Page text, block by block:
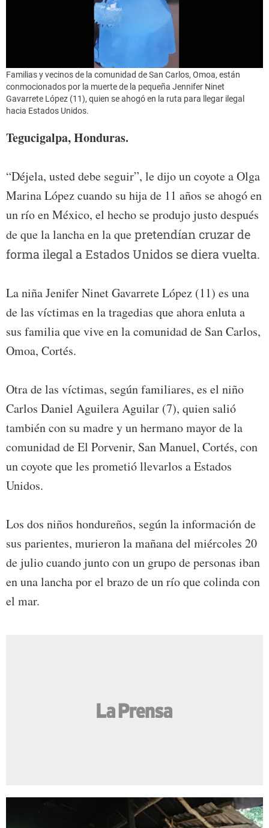
Familias y vecinos de la comunidad de San Carlos, Omoa, están
conmocionados por la muerte de la pequeña Jennifer Ninet
Gavarrete López (11), quien se ahogó en la ruta para llegar ilegal
hacia Estados Unidos.
Tegucigalpa, Honduras.
“Déjela, usted debe seguir”, le dijo un coyote a Olga
Marina López cuando su hija de 11 años se ahogó en
un río en México, el hecho se produjo justo después
de que la lancha en la quepretendían cruzar de
forma ilegal a Estados Unidos se diera vuelta.
La niña Jenifer Ninet Gavarrete López (11) es una
de las víctimas en la tragedias que ahora enluta a
sus familia que vive en la comunidad de San Carlos,
Omoa, Cortés.
Otra de las víctimas, según familiares, es el niño
Carlos Daniel Aguilera Aguilar (7), quien salió
también con su madre y un hermano mayor de la
comunidad de El Porvenir, San Manuel, Cortés, con
un coyote que les prometió llevarlos a Estados
Unidos.
Los dos niños hondureños, según la información de
sus parientes, murieron la mañana del miércoles 20
de julio cuando junto con un grupo de personas iban
en una lancha por el brazo de un río que colinda con
el mar.